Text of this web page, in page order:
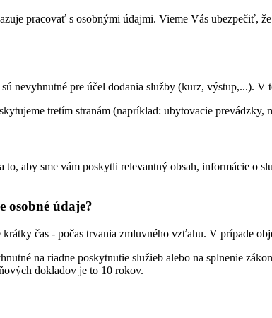
pracovať s osobnými údajmi. Vieme Vás ubezpečiť,
nevyhnutné pre účel dodania služby (kurz, výstup,...).
tretím stranám (napríklad: ubytovacie prevádzky,
to, aby sme vám poskytli relevantný obsah, informácie
osobné údaje?
čas - počas trvania zmluvného vzťahu. V prípade
na riadne poskytnutie služieb alebo na splnenie
dokladov je to 10 rokov.